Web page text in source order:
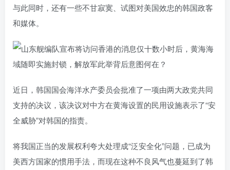
与此同时，还有一些不甘寂寞、试图对美国效忠的韩国政客
和媒体。
近日，韩国国会海洋水产委员会批准了一项由两大政党共同
支持的决议，该决议对中方在黄海设置的民用设施表示了“安
全威胁”对韩国的指责。
将我国正当的发展权利夸大处理成“泛安全化”问题，已成为
美西方国家的惯用手法，而现在这种不良风气也蔓延到了韩